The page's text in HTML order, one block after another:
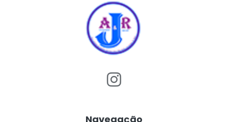
Navegação